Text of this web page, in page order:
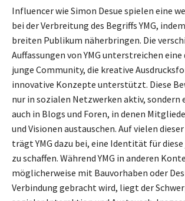
Influencer wie Simon Desue spielen eine
bei der Verbreitung des Begriffs YMG,
breiten Publikum näherbringen. Die
Auffassungen von YMG unterstreichen eine
junge Community, die kreative
innovative Konzepte unterstützt. Diese
nur in sozialen Netzwerken aktiv, sondern
auch in Blogs und Foren, in denen
und Visionen austauschen. Auf vielen
trägt YMG dazu bei, eine Identität für
zu schaffen. Während YMG in anderen
möglicherweise mit Bauvorhaben oder
Verbindung gebracht wird, liegt der